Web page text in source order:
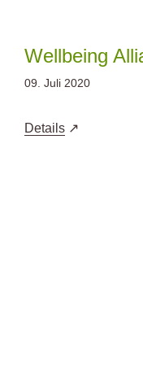
springenWellbeing
09. Juli 2020
Details